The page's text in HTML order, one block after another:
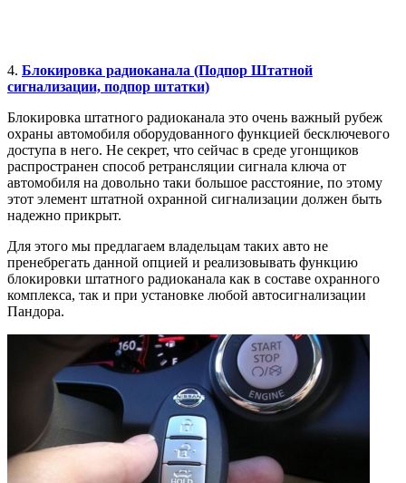
4. Блокировка радиоканала (Подпор Штатной
сигнализации, подпор штатки)
Блокировка штатного радиоканала это очень важный рубеж
охраны автомобиля оборудованного функцией бесключевого
доступа в него. Не секрет, что сейчас в среде угонщиков
распространен способ ретрансляции сигнала ключа от
автомобиля на довольно таки большое расстояние, по этому
этот элемент штатной охранной сигнализации должен быть
надежно прикрыт.
Для этого мы предлагаем владельцам таких авто не
пренебрегать данной опцией и реализовывать функцию
блокировки штатного радиоканала как в составе охранного
комплекса, так и при установке любой автосигнализации
Пандора.